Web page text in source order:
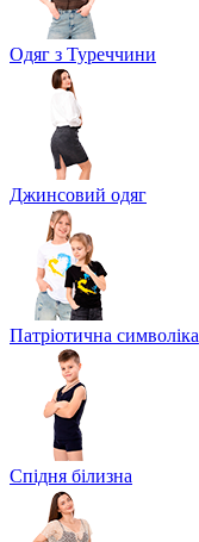
Одяг з Туреччини
Джинсовий одяг
Патріотична символіка
Спідня білизна